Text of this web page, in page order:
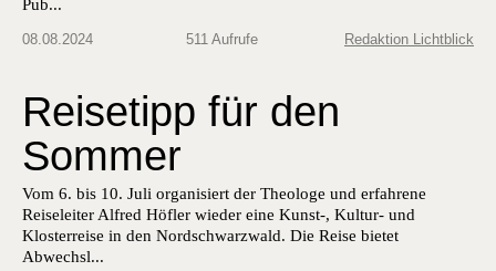
Pub...
08.08.2024 511 Aufrufe Redaktion Lichtblick
Reisetipp für den
Sommer
Vom 6. bis 10. Juli organisiert der Theologe und erfahrene
Reiseleiter Alfred Höfler wieder eine Kunst-, Kultur- und
Klosterreise in den Nordschwarzwald. Die Reise bietet
Abwechsl...